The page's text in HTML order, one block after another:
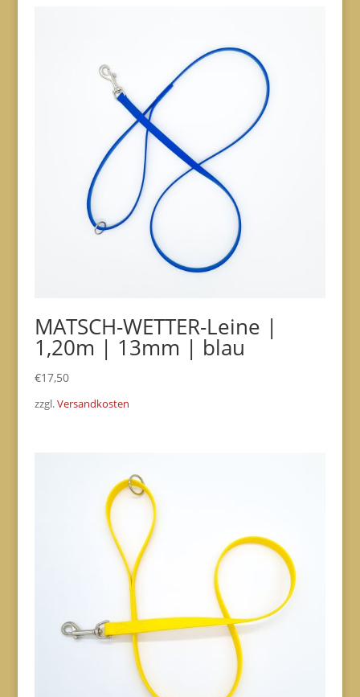
MATSCH-WETTER-Leine |
1,20m | 13mm | blau
€17,50
zzgl.Versandkosten